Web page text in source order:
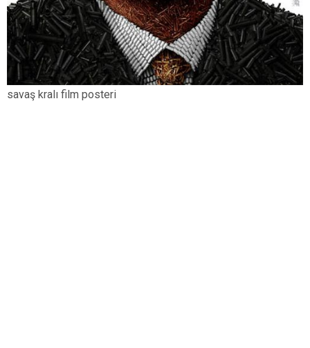
savaş kralı film posteri